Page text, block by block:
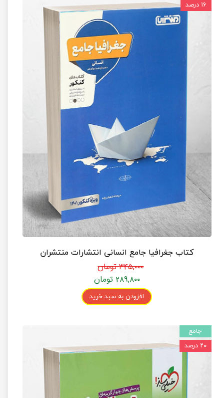
کتاب جغرافیا جامع انسانی انتشارات منتشران
۳۴۵,۰۰۰ تومان
۲۸۹,۸۰۰ تومان
افزودن به سبد خرید
۱۶ درصد
جامع
۲۰ درصد